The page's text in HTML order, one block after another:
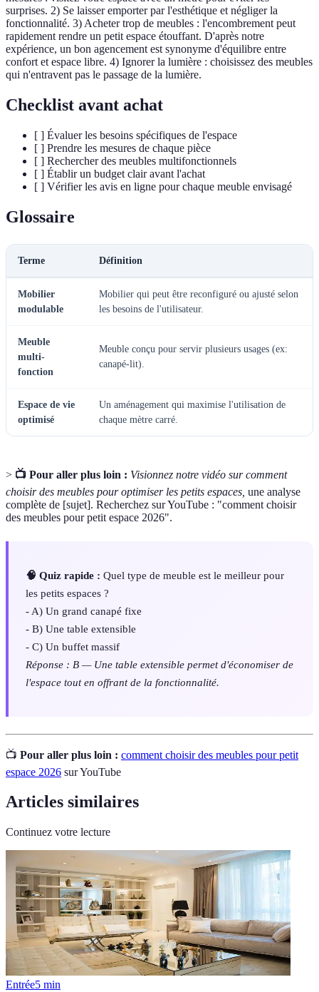
surprises. 2) Se laisser emporter par l'esthétique et négliger la
fonctionnalité. 3) Acheter trop de meubles : l'encombrement peut
rapidement rendre un petit espace étouffant. D'après notre
expérience, un bon agencement est synonyme d'équilibre entre
confort et espace libre. 4) Ignorer la lumière : choisissez des meubles
qui n'entravent pas le passage de la lumière.
Checklist avant achat
[ ] Évaluer les besoins spécifiques de l'espace
[ ] Prendre les mesures de chaque pièce
[ ] Rechercher des meubles multifonctionnels
[ ] Établir un budget clair avant l'achat
[ ] Vérifier les avis en ligne pour chaque meuble envisagé
Glossaire
Terme Définition
Mobilier
modulable
Mobilier qui peut être reconfiguré ou ajusté selon
les besoins de l'utilisateur.
Meuble
multi-
fonction
Meuble conçu pour servir plusieurs usages (ex:
canapé-lit).
Espace de vie
optimisé
Un aménagement qui maximise l'utilisation de
chaque mètre carré.
> 📺 Pour aller plus loin : Visionnez notre vidéo sur comment
choisir des meubles pour optimiser les petits espaces, une analyse
complète de [sujet]. Recherchez sur YouTube : "comment choisir
des meubles pour petit espace 2026".
🧠 Quiz rapide : Quel type de meuble est le meilleur pour
les petits espaces ?
- A) Un grand canapé fixe
- B) Une table extensible
- C) Un buffet massif
Réponse : B — Une table extensible permet d'économiser de
l'espace tout en offrant de la fonctionnalité.
📺 Pour aller plus loin : comment choisir des meubles pour petit
espace 2026 sur YouTube
Articles similaires
Continuez votre lecture
Entrée5 min